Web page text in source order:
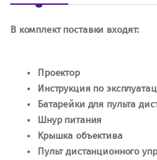
В комплект поставки входят:
Проектор
Инструкция по
Батарейки для пульта
Шнур питания
Крышка объектива
Пульт дистанционного